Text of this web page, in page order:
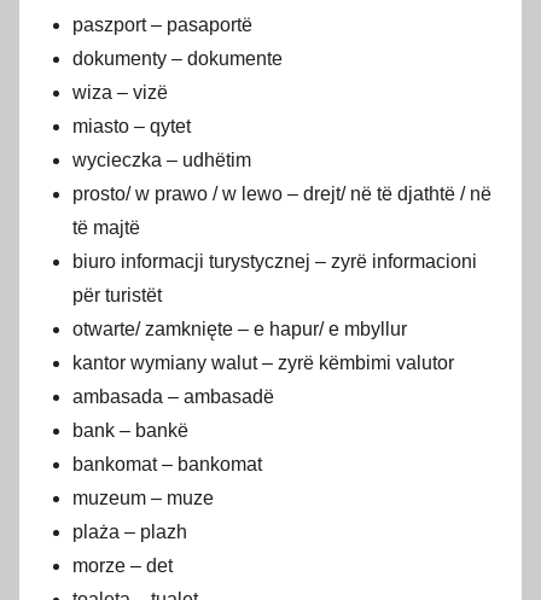
paszport – pasaportë
dokumenty – dokumente
wiza – vizë
miasto – qytet
wycieczka – udhëtim
prosto/ w prawo / w lewo – drejt/ në të djathtë / në
të majtë
biuro informacji turystycznej – zyrë informacioni
për turistët
otwarte/ zamknięte – e hapur/ e mbyllur
kantor wymiany walut – zyrë këmbimi valutor
ambasada – ambasadë
bank – bankë
bankomat – bankomat
muzeum – muze
plaża – plazh
morze – det